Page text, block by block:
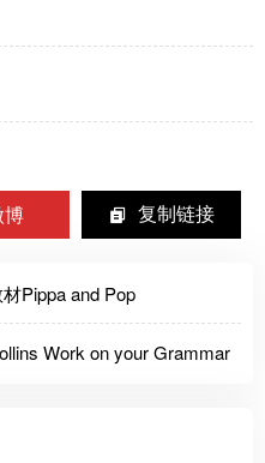
博 复制链接
Pippa and Pop
Work on your Grammar